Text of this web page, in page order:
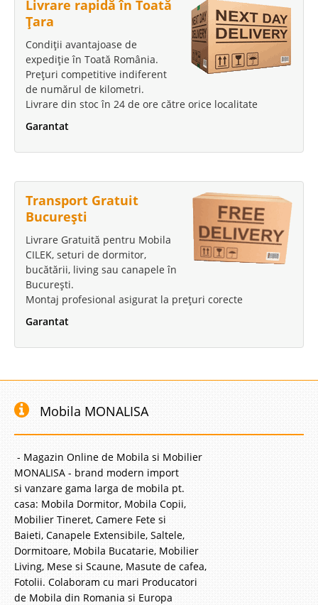
Livrare rapidă în Toată
Țara
Condiții avantajoase de
expediție în Toată România.
Prețuri competitive indiferent
de numărul de kilometri.
Livrare din stoc în 24 de ore către orice localitate
Garantat
Transport Gratuit
București
Livrare Gratuită pentru Mobila
CILEK, seturi de dormitor,
bucătării, living sau canapele în
București.
Montaj profesional asigurat la prețuri corecte
Garantat
Mobila MONALISA
- Magazin Online de Mobila si Mobilier
MONALISA - brand modern import
si vanzare gama larga de mobila pt.
casa: Mobila Dormitor, Mobila Copii,
Mobilier Tineret, Camere Fete si
Baieti, Canapele Extensibile, Saltele,
Dormitoare, Mobila Bucatarie, Mobilier
Living, Mese si Scaune, Masute de cafea,
Fotolii. Colaboram cu mari Producatori
de Mobila din Romania si Europa